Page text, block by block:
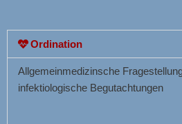
Ordination
Allgemeinmedizinsche
infektiologische Begutachtungen